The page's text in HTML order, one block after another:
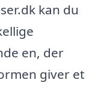
kan du
en, der
giver et